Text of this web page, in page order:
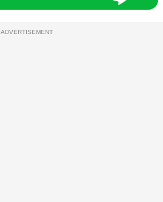
ADVERTISEMENT